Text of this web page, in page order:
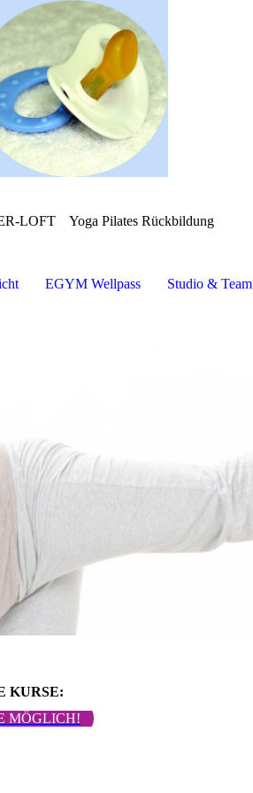
LOFT Yoga Pilates Rückbildung
EGYM Wellpass Studio & Team
KURSE:
MÖGLICH!